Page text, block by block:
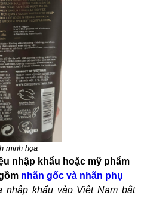
minh họa
nhập khẩu hoặc mỹ phẩm
nhãn gốc và nhãn phụ
nhập khẩu vào Việt Nam bắt